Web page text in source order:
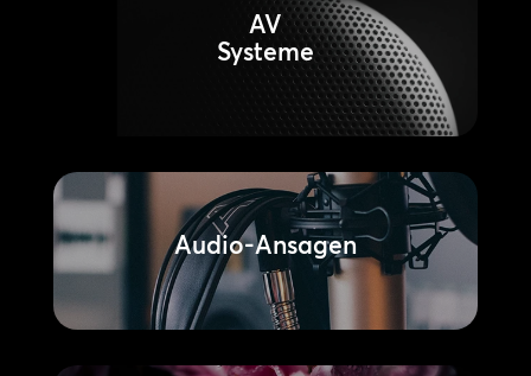
AV
Systeme
Audio-Ansagen